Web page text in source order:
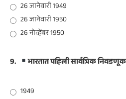
26 जानेवारी 1949
26 जानेवारी 1950
26 नोव्हेंबर 1950
9. भारतात पहिली सार्वत्रिक
1949